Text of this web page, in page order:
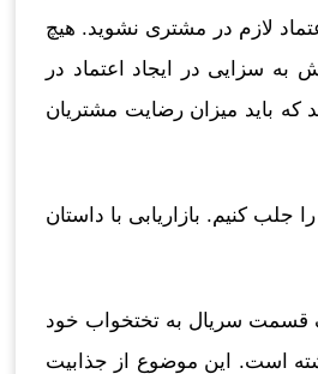
لازم در مشتری نشوید. هیچ
به سزایی در ایجاد اعتماد در
باید میزان رضایت مشتریان
کنیم. بازاریابی با داستان
یک قسمت سریال به تختخواب خود
است. این موضوع از جذابیت